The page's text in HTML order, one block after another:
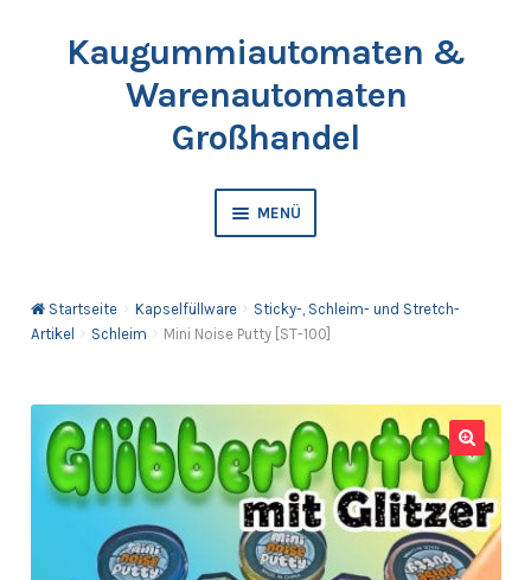
SpringeKaugummiautomaten &
Warenautomaten
Großhandel
MENÜ
Kaugummis
Kapselfüllware
Katalog & Preisliste bestellen
Anfragen-Korb
Startseite Kapselfüllware
Sticky-, Schleim- und Stretch-
Artikel
Schleim Mini Noise Putty [ST-100]
🔍